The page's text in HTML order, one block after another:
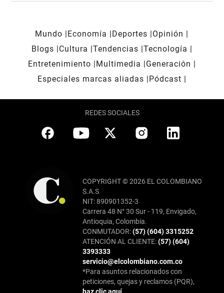
Mundo Economía Deportes
Opinión
Blogs
Cultura Tendencias Tecnología
Entretenimiento
Multimedia
Generación
Especiales marcas aliadas
Pódcast
REDES SOCIALES
COPYRIGHT © 2026 EL COLOMBIANO
S.A.S
NIT: 890901352-3
Carrera 48 N° 30 Sur - 119, Envigado,
Antioquia, Colombia.
CONMUTADOR:(57) (604) 3315252
ATENCIÓN AL CLIENTE:(57) (604)
3393333
servicio@elcolombiano.com.co
*Para asuntos relacionados con
peticiones, quejas y reclamos (PQR),